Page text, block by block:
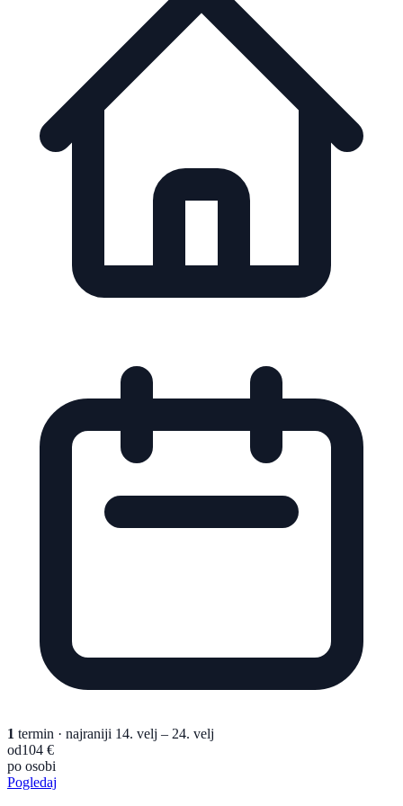
1 termin · najraniji 14. velj – 24. velj
od104 €
po osobi
Pogledaj